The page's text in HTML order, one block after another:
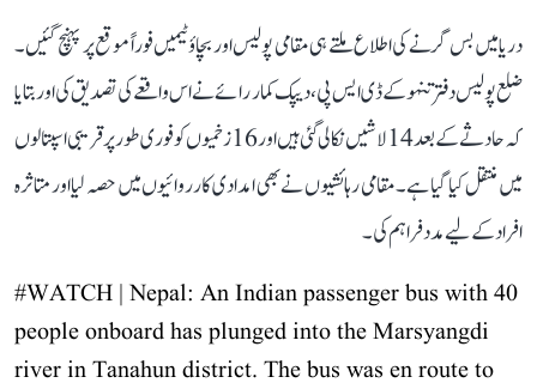
دریا میں بس گرنے کی اطلاع ملتے ہی مقامی پولیس اور بچاؤ ٹیمیں فوراً موقع پر پہنچ گئیں۔
ضلع پولیس دفتر تنہو کے ڈی ایس پی، دیپک کمار رائے نے اس واقعے کی تصدیق کی اور بتایا
کہ حادثے کے بعد 14 لاشیں نکالی گئی ہیں اور 16 زخمیوں کو فوری طور پر قریبی اسپتالوں
میں منتقل کیا گیا ہے۔ مقامی رہائشیوں نے بھی امدادی کارروائیوں میں حصہ لیا اور متاثرہ
افراد کے لیے مدد فراہم کی۔
#WATCH | Nepal: An Indian passenger bus with 40
people onboard has plunged into the Marsyangdi
river in Tanahun district. The bus was en route to